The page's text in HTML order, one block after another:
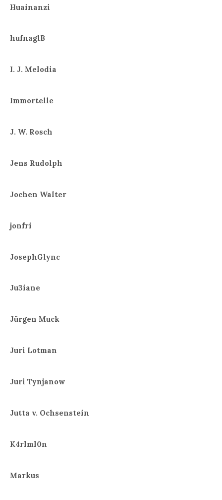
Huainanzi
hufnaglB
I. J. Melodia
Immortelle
J. W. Rosch
Jens Rudolph
Jochen Walter
jonfri
JosephGlync
Ju3iane
Jürgen Muck
Juri Lotman
Juri Tynjanow
Jutta v. Ochsenstein
K4rlml0n
Markus